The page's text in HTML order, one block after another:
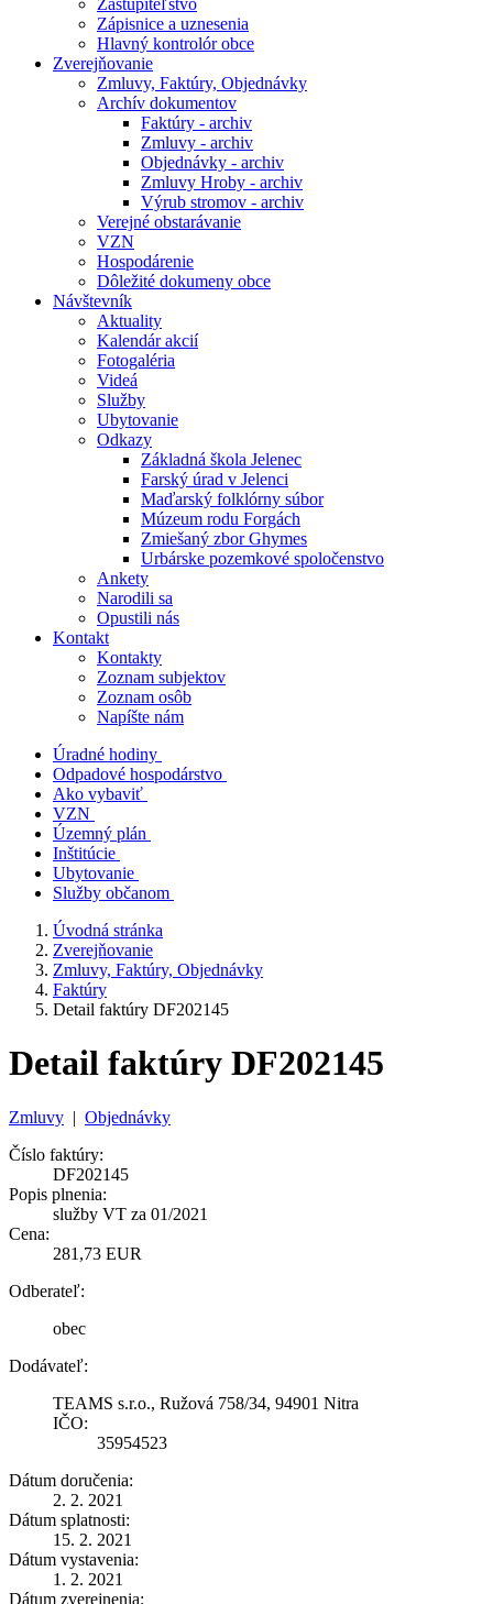
Zastupiteľstvo
Zápisnice a uznesenia
Hlavný kontrolór obce
Zverejňovanie
Zmluvy, Faktúry, Objednávky
Archív dokumentov
Faktúry - archiv
Zmluvy - archiv
Objednávky - archiv
Zmluvy Hroby - archiv
Výrub stromov - archiv
Verejné obstarávanie
VZN
Hospodárenie
Dôležité dokumeny obce
Návštevník
Aktuality
Kalendár akcií
Fotogaléria
Videá
Služby
Ubytovanie
Odkazy
Základná škola Jelenec
Farský úrad v Jelenci
Maďarský folklórny súbor
Múzeum rodu Forgách
Zmiešaný zbor Ghymes
Urbárske pozemkové spoločenstvo
Ankety
Narodili sa
Opustili nás
Kontakt
Kontakty
Zoznam subjektov
Zoznam osôb
Napíšte nám
Úradné hodiny
Odpadové hospodárstvo
Ako vybaviť
VZN
Územný plán
Inštitúcie
Ubytovanie
Služby občanom
Úvodná stránka
Zverejňovanie
Zmluvy, Faktúry, Objednávky
Faktúry
Detail faktúry DF202145
Detail faktúry DF202145
Zmluvy | Objednávky
Číslo faktúry:
DF202145
Popis plnenia:
služby VT za 01/2021
Cena:
281,73 EUR
Odberateľ:
obec
Dodávateľ:
TEAMS s.r.o., Ružová 758/34, 94901 Nitra
IČO:
35954523
Dátum doručenia:
2. 2. 2021
Dátum splatnosti:
15. 2. 2021
Dátum vystavenia:
1. 2. 2021
Dátum zverejnenia: